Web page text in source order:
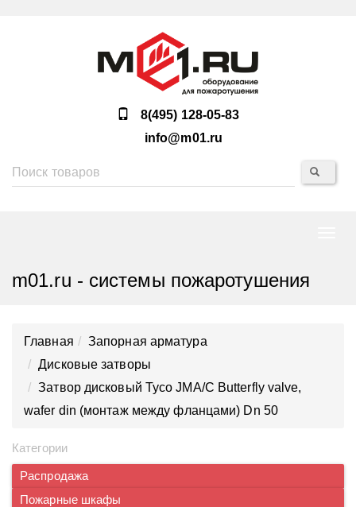
8(495) 128-05-83
info@m01.ru
m01.ru - системы пожаротушения
Главная
Запорная арматура
Дисковые затворы
Затвор дисковый Tyco JMA/C Butterfly valve,
wafer din (монтаж между фланцами) Dn 50
Категории
Распродажа
Пожарные шкафы